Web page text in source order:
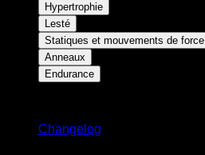
Hypertrophie
Lesté
Statiques et mouvements de force
Anneaux
Endurance
Changelog